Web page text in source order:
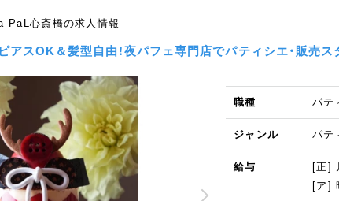
PaL心斎橋の求人情報
スOK＆髪型自由！夜パフェ専門店でパティシエ・販売ス
職種 パテ
ジャンル パテ
給与
[正]
[ア]